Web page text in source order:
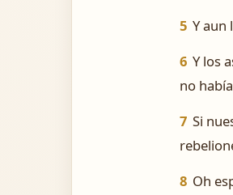
5 Y aun
6 Y los
no
7 Si
8 Oh